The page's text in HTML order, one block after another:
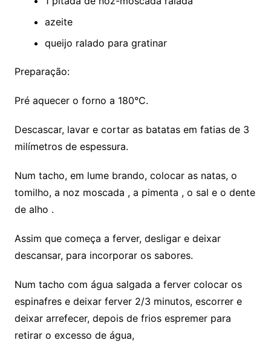
azeite
queijo ralado para gratinar
Preparação:
Pré aquecer o forno a 180°C.
Descascar, lavar e cortar as batatas em fatias de 3
milímetros de espessura.
Num tacho, em lume brando, colocar as natas, o
tomilho, a noz moscada , a pimenta , o sal e o dente
de alho .
Assim que começa a ferver, desligar e deixar
descansar, para incorporar os sabores.
Num tacho com água salgada a ferver colocar os
espinafres e deixar ferver 2/3 minutos, escorrer e
deixar arrefecer, depois de frios espremer para
retirar o excesso de água,